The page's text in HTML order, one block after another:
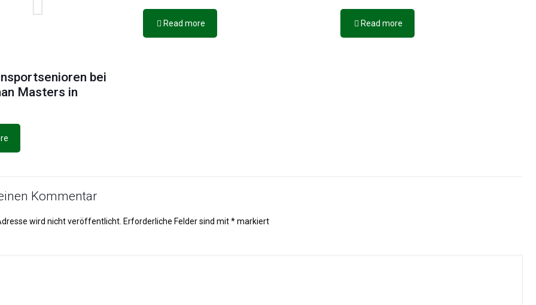
bei
Masters in
Read more Read more
Kommentar
wird nicht veröffentlicht. Erforderliche Felder sind mit*markiert